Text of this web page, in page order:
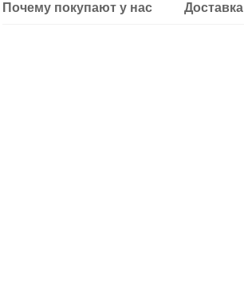
Почему покупают у нас Доставка